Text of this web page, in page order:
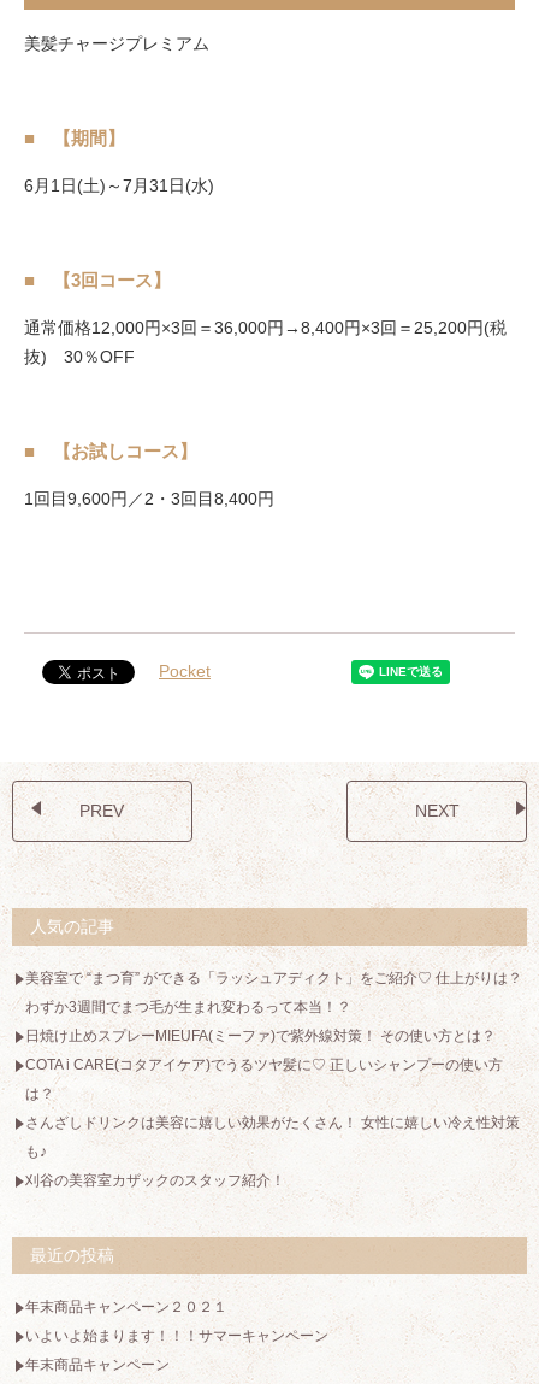
美髪チャージプレミアム
【期間】
6月1日(土)～7月31日(水)
【3回コース】
通常価格12,000円×3回＝36,000円→8,400円×3回＝25,200円(税
抜) 30％OFF
【お試しコース】
1回目9,600円／2・3回目8,400円
Pocket
PREV NEXT
人気の記事
美容室で “まつ育” ができる「ラッシュアディクト」をご紹介♡ 仕上がりは？
わずか3週間でまつ毛が生まれ変わるって本当！？
日焼け止めスプレーMIEUFA(ミーファ)で紫外線対策！ その使い方とは？
COTA i CARE(コタアイケア)でうるツヤ髪に♡ 正しいシャンプーの使い方
は？
さんざしドリンクは美容に嬉しい効果がたくさん！ 女性に嬉しい冷え性対策
も♪
刈谷の美容室カザックのスタッフ紹介！
最近の投稿
年末商品キャンペーン２０２１
いよいよ始まります！！！サマーキャンペーン
年末商品キャンペーン